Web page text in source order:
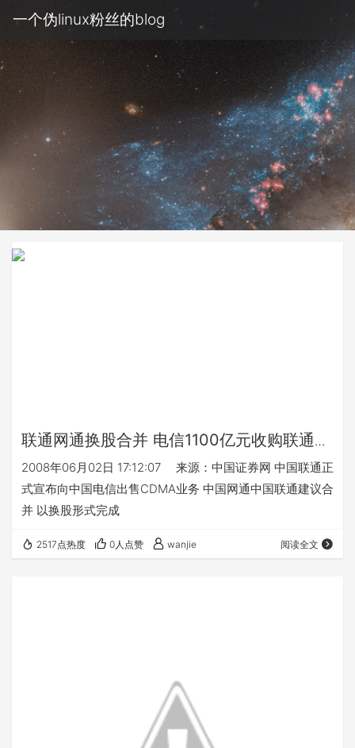
一个伪linux粉丝的blog
联通网通换股合并 电信1100亿元收购联通C
网
2008年06月02日 17:12:07 来源：中国证券网 中国联通正
式宣布向中国电信出售CDMA业务 中国网通中国联通建议合
并 以换股形式完成
2517点热度 0人点赞 wanjie 阅读全文